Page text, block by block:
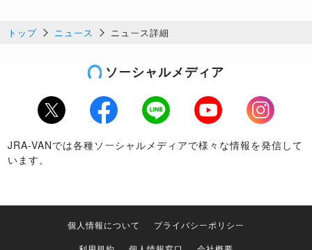
トップ ニュース ニュース詳細
ソーシャルメディア
Twitter Facebook LINE Youtube
Instagram
JRA-VANでは各種ソーシャルメディアで様々な情報を発信して
います。
個人情報について
プライバシーポリシー